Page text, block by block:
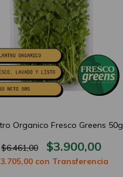
Organico Fresco Greens 50g
$6.461,00 $3.900,00
con Transferencia